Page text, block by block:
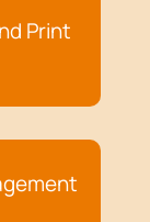
Print